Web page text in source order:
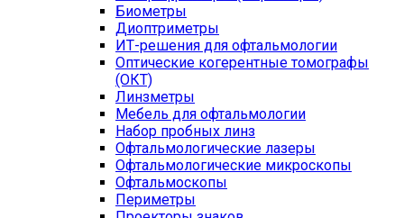
Биометры
Диоптриметры
ИТ-решения для офтальмологии
Оптические когерентные томографы
(ОКТ)
Линзметры
Мебель для офтальмологии
Набор пробных линз
Офтальмологические лазеры
Офтальмологические микроскопы
Офтальмоскопы
Периметры